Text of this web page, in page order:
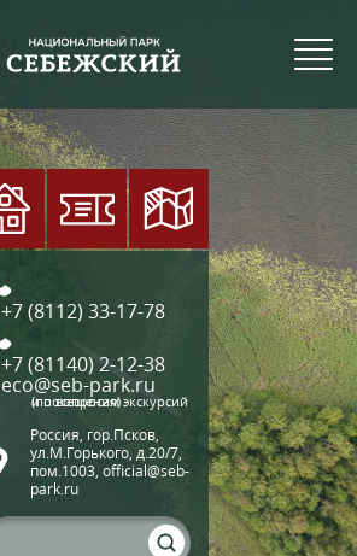
+7 (8112) 33-17-78
+7 (81140) 2-12-38
eco@seb-park.ru
(по вопросам экскурсий и посещения)
Россия, гор.Псков,
ул.М.Горького, д.20/7,
пом.1003, official@seb-
park.ru